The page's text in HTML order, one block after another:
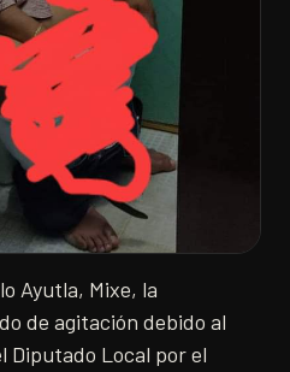
Ayutla, Mixe, la
de agitación debido al
Diputado Local por el